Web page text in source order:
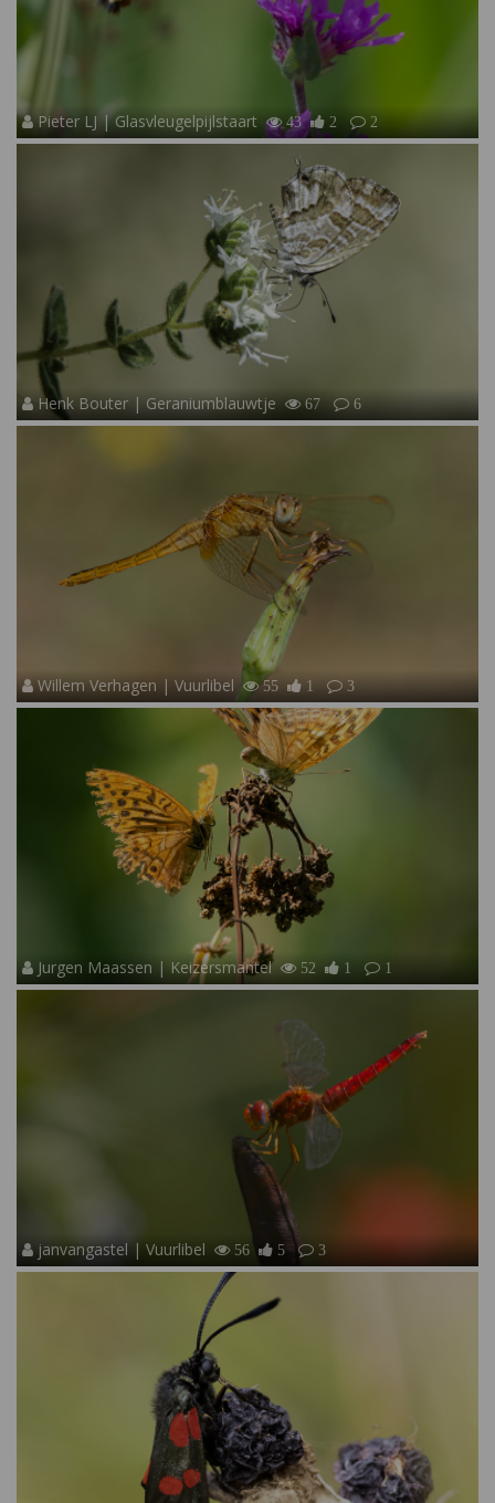
Pieter LJ | Glasvleugelpijlstaart 43 2 2
Henk Bouter | Geraniumblauwtje 67 6
Willem Verhagen | Vuurlibel 55 1 3
Jurgen Maassen | Keizersmantel 52 1 1
janvangastel | Vuurlibel 56 5 3